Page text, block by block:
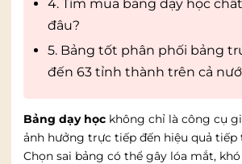
4. Tìm mua bảng dạy học
đâu?
5. Bảng tốt phân phối bảng
đến 63 tỉnh thành trên cả
Bảng dạy học không chỉ là công cụ
ảnh hưởng trực tiếp đến hiệu quả tiếp
Chọn sai bảng có thể gây lóa mắt,